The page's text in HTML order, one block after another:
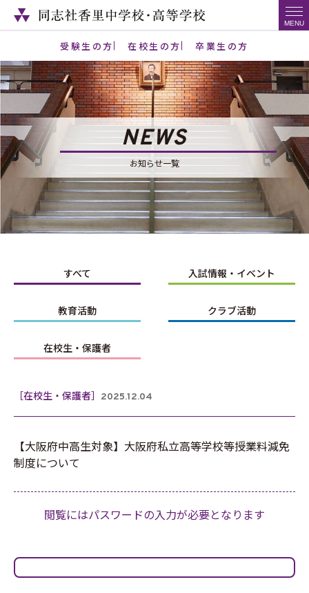
受験生の方 在校生の方 卒業生の方
NEWS
お知らせ一覧
すべて 入試情報・イベント
教育活動 クラブ活動
在校生・保護者
［在校生・保護者］ 2025.12.04
【大阪府中高生対象】大阪府私立高等学校等授業料減免
制度について
閲覧にはパスワードの入力が必要となります